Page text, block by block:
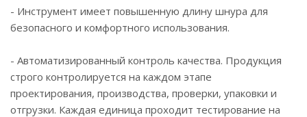
- Инструмент имеет повышенную длину шнура для
безопасного и комфортного использования.
- Автоматизированный контроль качества. Продукция
строго контролируется на каждом этапе
проектирования, производства, проверки, упаковки и
отгрузки. Каждая единица проходит тестирование на